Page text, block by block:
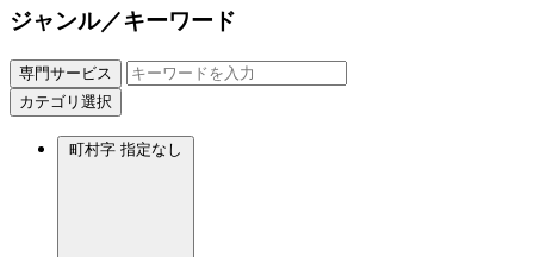
ジャンル／キーワード
専門サービス
カテゴリ選択
町村字 指定なし